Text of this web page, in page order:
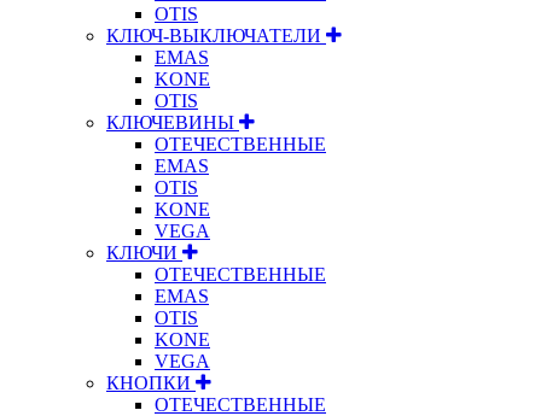
OTIS
КЛЮЧ-ВЫКЛЮЧАТЕЛИ
EMAS
KONE
OTIS
КЛЮЧЕВИНЫ
ОТЕЧЕСТВЕННЫЕ
EMAS
OTIS
KONE
VEGA
КЛЮЧИ
ОТЕЧЕСТВЕННЫЕ
EMAS
OTIS
KONE
VEGA
КНОПКИ
ОТЕЧЕСТВЕННЫЕ